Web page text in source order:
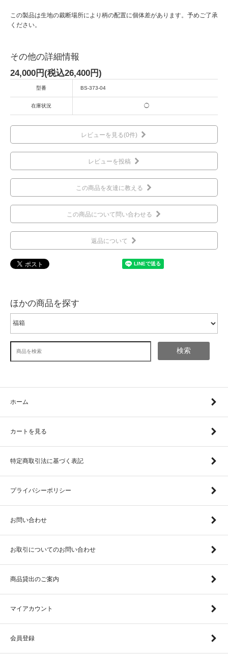
この製品は生地の裁断場所により柄の配置に個体差があります。予めご了承
ください。
その他の詳細情報
24,000円(税込26,400円)
型番 BS-373-04
在庫状況 ◯
レビューを見る(0件)
レビューを投稿
この商品を友達に教える
この商品について問い合わせる
返品について
ほかの商品を探す
検索
ホーム
カートを見る
特定商取引法に基づく表記
プライバシーポリシー
お問い合わせ
お取引についてのお問い合わせ
商品貸出のご案内
マイアカウント
会員登録